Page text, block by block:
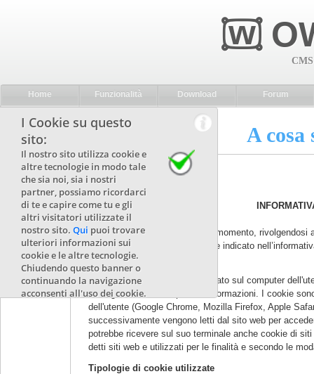
۝
w
Home Funzionalità Download Forum
A cosa
Diritti dell'interessato
L'utente potrà far valere in ogni momento,
infooraweb.it, i propri diritti come indicato
Cosa sono i cookie
Per cookie si intende un file creato sul computer
immagazzinare e trasportare informazioni. I cookie
dell'utente (Google Chrome, Mozilla Firefox, Apple
successivamente vengono letti dal sito web per
potrebbe ricevere sul suo terminale anche cookie di
detti siti web e utilizzati per le finalità e secondo le
Tipologie di cookie utilizzate
I Cookie su questo
sito:
Il nostro sito utilizza cookie e
altre tecnologie in modo tale
che sia noi, sia i nostri
partner, possiamo ricordarci
di te e capire come tu e gli
altri visitatori utilizzate il
nostro sito. Qui puoi trovare
ulteriori informazioni sui
cookie e le altre tecnologie.
Chiudendo questo banner o
continuando la navigazione
acconsenti all'uso dei cookie.